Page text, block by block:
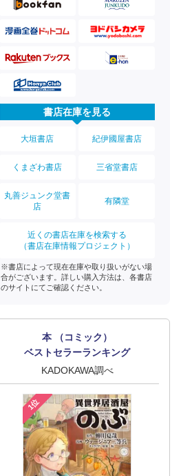
書店在庫を見る
大垣書店 紀伊國屋書店
くまざわ書店 三省堂書店
丸善ジュンク堂書
店
有隣堂
近くの書店在庫を検索する
（書店在庫情報プロジェクト）
※書店によって現在在庫や取り扱いがない場
合がございます。詳しい購入方法は、各書店
のサイトにてご確認ください。
本 （コミック）
ベストセラーランキング
KADOKAWA調べ
1位